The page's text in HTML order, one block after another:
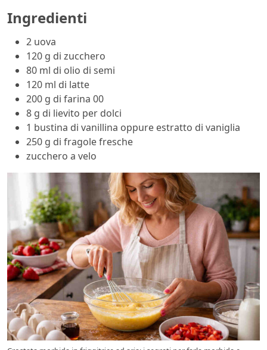
Ingredienti
2 uova
120 g di zucchero
80 ml di olio di semi
120 ml di latte
200 g di farina 00
8 g di lievito per dolci
1 bustina di vanillina oppure estratto di vaniglia
250 g di fragole fresche
zucchero a velo